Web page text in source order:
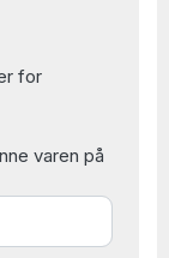
for
varen på